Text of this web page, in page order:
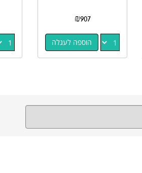
₪907
הוספה לעגלה